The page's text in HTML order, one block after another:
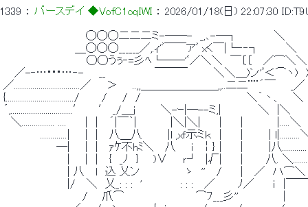
1339 ： バースデイ ◆VofC1oqIWI ： 2026/01/18(日) 22:07:30
◯◯◯二二二ミ-──-　_,､-─┐ 　 　 　 ＼
＿◯◯◯______／,.ｨ'ﾞ￣￣アﾞ xく￣|└‐‐┐　　　 ＼
◯◯うぅ‐=彡ﾍ└──'ﾞ／＼＼　￣〔〔　 ／⌒＼
／-‐…･･･…‐-　　__　　　　　　 ￣￣￣　　　 ＼＼＿)ン'ﾞ＜⌒ヽ)
／................................／　　＞　　..,,＿＿＿＿＿＿＿,,..二二¨¨´￣　　_／
{................................./　 　 /　　/　/　　　　　　　　　　　　　　＼｀丶、　 ＼
´,..............................′ 　 ′ _/＿j 　 　 ＼-ｰ|─--ミ,|　　　 　 ＼　|＼
＼................ ....　　 |　|　 ´|￣｀|　　　　 |＼|＼|　　 | 　　|　　　　 |.....＼
.............|　　|　|　 八＿八 　 　 |l ,xｆ示ミｋ　| 　　| 　 　 |
─|　　|　|　 ｧｹ不hﾐ＼　 八　　ｉ　￤}｜ 　 | 　 　 |八
|　　|　|　 {　_ﾉ　} 　 )∨　　ｒ┘　|√|　　 |　　　八. ＼.........
| 八　 l　込 乂ン　　　　　　ゝ　''　 /　　 |　 ／　ハ⌒
|/　 ＼　乂_: : :　'　　　　　: : :　 ／　　　ﾉ／　　 ｉ　|￣
/ 　 爪⌒　　　　　　　　 　⌒ﾌ___彡''　　　　 　 |